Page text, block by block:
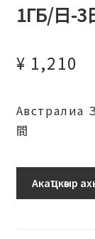
1ГБ/日-3
¥ 1,210
Австралиа
間
日-3
Акаҵкәыр